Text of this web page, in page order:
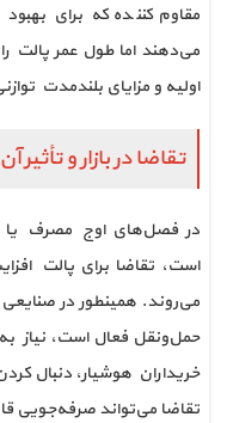
مقاوم‌کننده که برای
می‌دهند اما طول عمر پالت
اولیه و مزایای بلندمدت
تقاضا در بازار و تأثیر
در فصل‌های اوج مصرف یا
است، تقاضا برای پالت
می‌روند. همینطور در
حمل‌ونقل فعال است، نیاز
خریداران هوشیار، دنبال
تقاضا می‌تواند صرفه‌جویی